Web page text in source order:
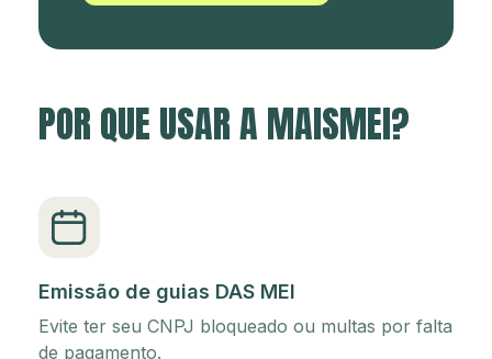
POR QUE USAR A MAISMEI?
Emissão de guias DAS MEI
Evite ter seu CNPJ bloqueado ou multas por falta
de pagamento.